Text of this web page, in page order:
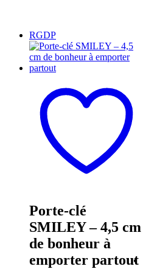
Porte-clé
SMILEY – 4,5 cm
de bonheur à
emporter partout
RGDP